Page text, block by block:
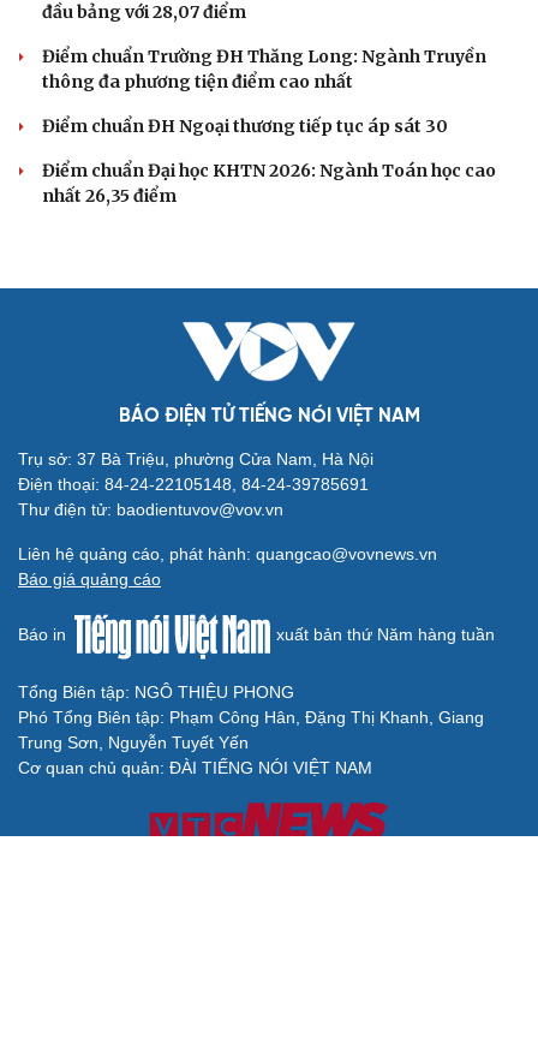
đầu bảng với 28,07 điểm
Điểm chuẩn Trường ĐH Thăng Long: Ngành Truyền
thông đa phương tiện điểm cao nhất
Điểm chuẩn ĐH Ngoại thương tiếp tục áp sát 30
Điểm chuẩn Đại học KHTN 2026: Ngành Toán học cao
nhất 26,35 điểm
BÁO ĐIỆN TỬ TIẾNG NÓI VIỆT NAM
Trụ sở: 37 Bà Triệu, phường Cửa Nam, Hà Nội
Điện thoại: 84-24-22105148, 84-24-39785691
Thư điện tử: baodientuvov@vov.vn
Liên hệ quảng cáo, phát hành: quangcao@vovnews.vn
Báo giá quảng cáo
Báo in xuất bản thứ Năm hàng tuần
Tổng Biên tập: NGÔ THIỆU PHONG
Phó Tổng Biên tập: Phạm Công Hân, Đặng Thị Khanh, Giang
Trung Sơn, Nguyễn Tuyết Yến
Cơ quan chủ quản: ĐÀI TIẾNG NÓI VIỆT NAM